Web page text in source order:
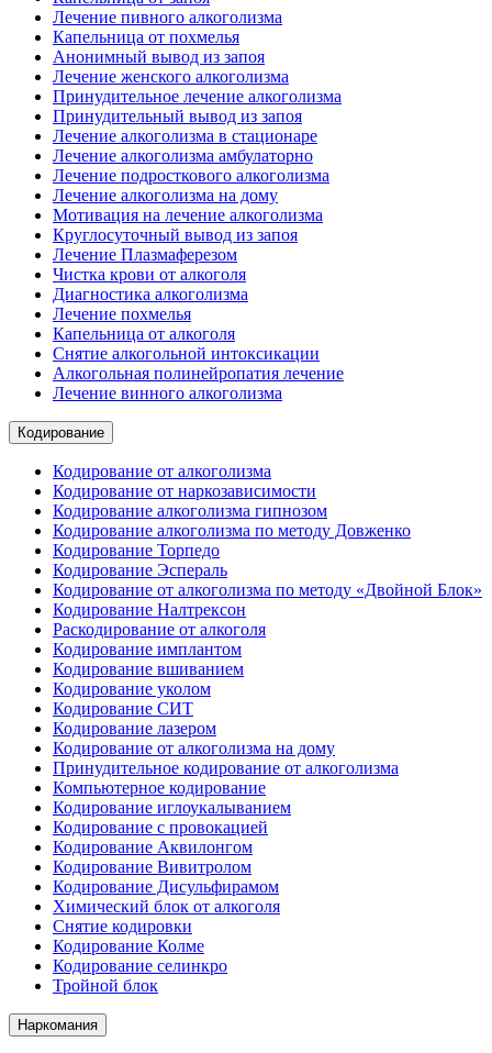
Лечение пивного алкоголизма
Капельница от похмелья
Анонимный вывод из запоя
Лечение женского алкоголизма
Принудительное лечение алкоголизма
Принудительный вывод из запоя
Лечение алкоголизма в стационаре
Лечение алкоголизма амбулаторно
Лечение подросткового алкоголизма
Лечение алкоголизма на дому
Мотивация на лечение алкоголизма
Круглосуточный вывод из запоя
Лечение Плазмаферезом
Чистка крови от алкоголя
Диагностика алкоголизма
Лечение похмелья
Капельница от алкоголя
Снятие алкогольной интоксикации
Алкогольная полинейропатия лечение
Лечение винного алкоголизма
Кодирование
Кодирование от алкоголизма
Кодирование от наркозависимости
Кодирование алкоголизма гипнозом
Кодирование алкоголизма по методу Довженко
Кодирование Торпедо
Кодирование Эспераль
Кодирование от алкоголизма по методу «Двойной Блок»
Кодирование Налтрексон
Раскодирование от алкоголя
Кодирование имплантом
Кодирование вшиванием
Кодирование уколом
Кодирование СИТ
Кодирование лазером
Кодирование от алкоголизма на дому
Принудительное кодирование от алкоголизма
Компьютерное кодирование
Кодирование иглоукалыванием
Кодирование с провокацией
Кодирование Аквилонгом
Кодирование Вивитролом
Кодирование Дисульфирамом
Химический блок от алкоголя
Снятие кодировки
Кодирование Колме
Кодирование селинкро
Тройной блок
Наркомания